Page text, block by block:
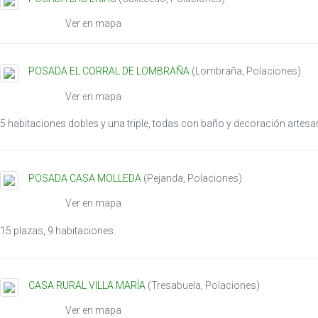
Ver en mapa
POSADA EL CORRAL DE LOMBRAÑA (Lombraña, Polaciones)
Ver en mapa
5 habitaciones dobles y una triple, todas con baño y decoración
POSADA CASA MOLLEDA (Pejanda Polaciones)
Ver en mapa
15 plazas, 9 habitaciones.
CASA RURAL VILLA MARÍA (Tresabuela Polaciones)
Ver en mapa